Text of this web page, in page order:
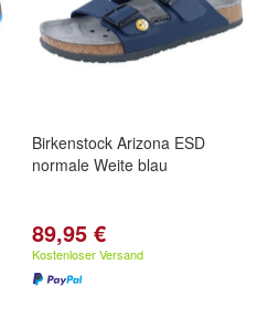
Birkenstock Arizona ESD
normale Weite blau
89,95 €
Kostenloser Versand